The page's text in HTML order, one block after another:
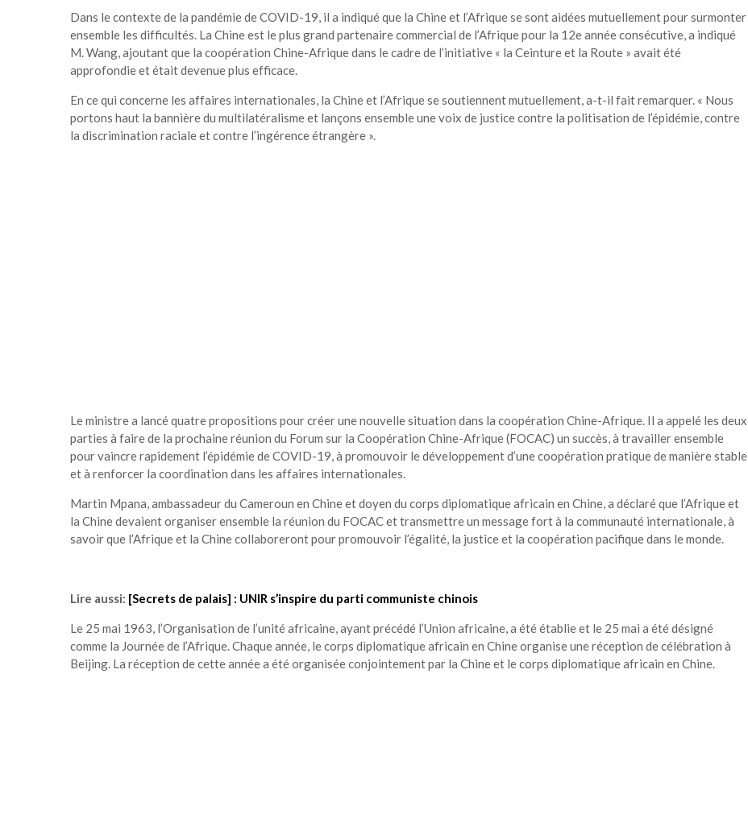
Dans le contexte de la pandémie de COVID-19, il a indiqué que la Chine et l’Afrique se sont aidées mutuellement pour surmonter
ensemble les difficultés. La Chine est le plus grand partenaire commercial de l’Afrique pour la 12e année consécutive, a indiqué
M. Wang, ajoutant que la coopération Chine-Afrique dans le cadre de l’initiative « la Ceinture et la Route » avait été
approfondie et était devenue plus efficace.
En ce qui concerne les affaires internationales, la Chine et l’Afrique se soutiennent mutuellement, a-t-il fait remarquer. « Nous
portons haut la bannière du multilatéralisme et lançons ensemble une voix de justice contre la politisation de l’épidémie, contre
la discrimination raciale et contre l’ingérence étrangère ».
Le ministre a lancé quatre propositions pour créer une nouvelle situation dans la coopération Chine-Afrique. Il a appelé les deux
parties à faire de la prochaine réunion du Forum sur la Coopération Chine-Afrique (FOCAC) un succès, à travailler ensemble
pour vaincre rapidement l’épidémie de COVID-19, à promouvoir le développement d’une coopération pratique de manière stable
et à renforcer la coordination dans les affaires internationales.
Martin Mpana, ambassadeur du Cameroun en Chine et doyen du corps diplomatique africain en Chine, a déclaré que l’Afrique et
la Chine devaient organiser ensemble la réunion du FOCAC et transmettre un message fort à la communauté internationale, à
savoir que l’Afrique et la Chine collaboreront pour promouvoir l’égalité, la justice et la coopération pacifique dans le monde.
Lire aussi: [Secrets de palais] : UNIR s’inspire du parti communiste chinois
Le 25 mai 1963, l’Organisation de l’unité africaine, ayant précédé l’Union africaine, a été établie et le 25 mai a été désigné
comme la Journée de l’Afrique. Chaque année, le corps diplomatique africain en Chine organise une réception de célébration à
Beijing. La réception de cette année a été organisée conjointement par la Chine et le corps diplomatique africain en Chine.